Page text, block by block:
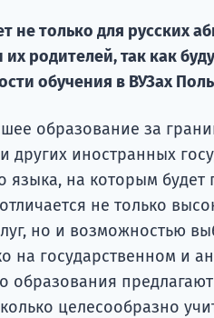
не только для русских
родителей, так как
обучения в ВУЗах
образование за
других иностранных
языка, на которым будет
не только
но и возможностью
на государственном и
образования
целесообразно